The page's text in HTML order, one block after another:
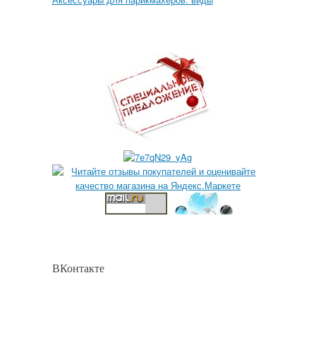
ВКонтакте